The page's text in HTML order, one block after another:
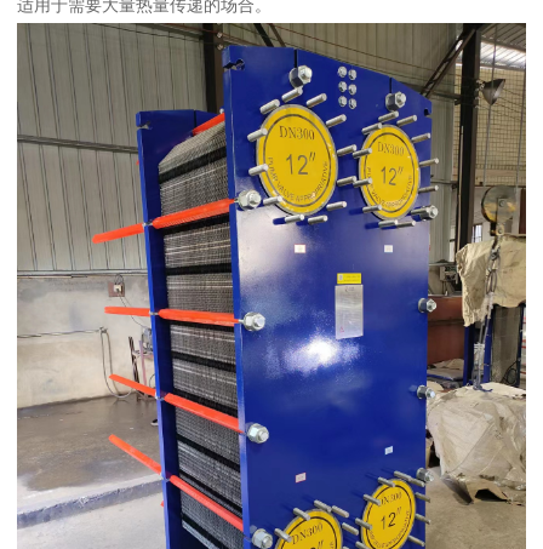
适用于需要大量热量传递的场合。